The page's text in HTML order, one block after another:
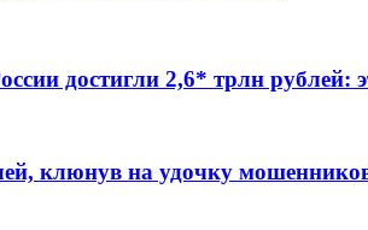
достигли 2,6* трлн
клюнув на удочку